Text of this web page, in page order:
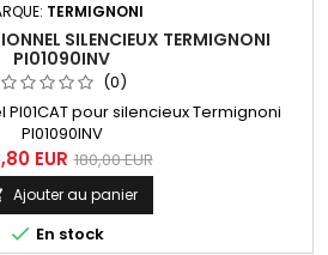
TERMIGNONI
SILENCIEUX TERMIGNONI
PI01090INV
(0)
pour silencieux Termignoni
PI01090INV
EUR 180,00 EUR
Ajouter au panier
 En stock